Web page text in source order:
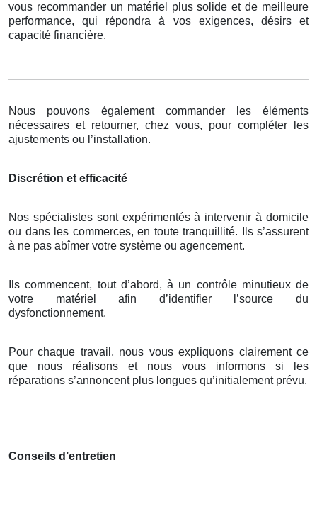
vous recommander un matériel plus solide et de meilleure
performance, qui répondra à vos exigences, désirs et
capacité financière.
Nous pouvons également commander les éléments
nécessaires et retourner, chez vous, pour compléter les
ajustements ou l’installation.
Discrétion et efficacité
Nos spécialistes sont expérimentés à intervenir à domicile
ou dans les commerces, en toute tranquillité. Ils s’assurent
à ne pas abîmer votre système ou agencement.
Ils commencent, tout d’abord, à un contrôle minutieux de
votre matériel afin d’identifier l’source du
dysfonctionnement.
Pour chaque travail, nous vous expliquons clairement ce
que nous réalisons et nous vous informons si les
réparations s’annoncent plus longues qu’initialement prévu.
Conseils d’entretien